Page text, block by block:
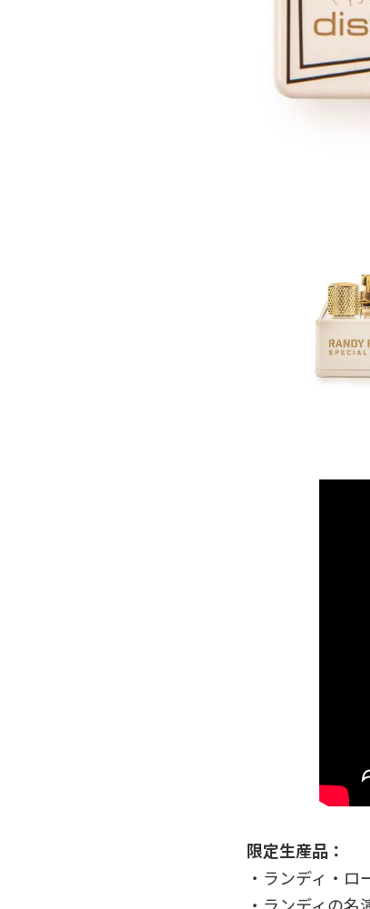
限定生産品：
・ランディ・
・ランディの